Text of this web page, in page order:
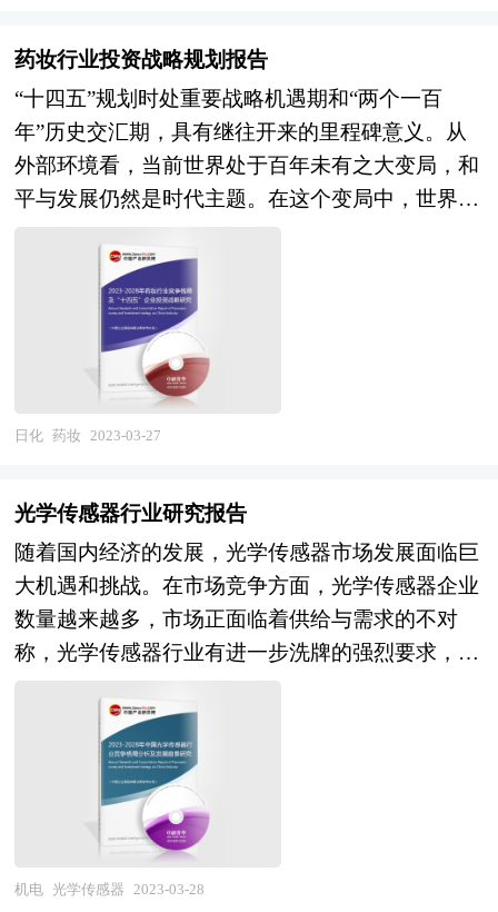
条主线来展开。各地由于资源禀赋不同，发展相关
发展基础和潜力，才能编制出符合当地实际的产业
发展规划。中研普华拥有完善的调研访谈方案，能
够快速全面的根据当地实际条件提取编制规划所需
遵循的一些约束性指标。区域产业发展规划的编制
必须科学严谨，形式大于实质是产业规划编制的通
病，而更多利用翔实的数据和图表说话是高质量产
业发展规划的一个重要标志。中研普华凭借丰富的
数据来源渠道，以及对规划结构的精准把握，能够
最大限度的做到利用数据图表支撑自身观点。区域
产业发展规划必须要具有较强的可操作性，这就要
求规划必须要落脚到产业发展目录上。中研普华拥
程中很好的将宏观的行业研究与微观的项目研究结
合起来，让规划最终落脚到重点细分领域、重点集
聚区和重点项目上。 时代走到今天，发展战略成
为世界最热点的问题。世界上的各种论坛，无一例
外都共同讨论的主题是发展战略问题。我们看西方
国家所走过的道路，我们从中应该吸取什么教训？
我们用什么样的眼光来看城市的发展，看我们经济
的发展，区域的发展。我们战略视野在什么地方？
战略是分层的，上到世界下到企业，每个层面都有
战略问题。中美关系怎么处理？中日关系怎么处
理？那就叫国际战略、世界战略。亚太金融组织、
欧盟、东盟、中亚、OPEC，那叫地缘战略。党的
药妆行业投资战略规划报告
“十四五”规划时处重要战略机遇期和“两个一百
年”历史交汇期，具有继往开来的里程碑意义。从
外部环境看，当前世界处于百年未有之大变局，和
平与发展仍然是时代主题。在这个变局中，世界经
济中心正逐步向亚太转移，中国和其他新兴经济体
国家正以和平方式推动国际秩序的调整和全球治理
体系的改善，新一代科技革命和产业变革蓬勃兴
起，这为中国抓住时代蕴含的机遇创造了外部条
件，是近代以来中国最好的发展时期。“十四五”以
来，我国经济发展面临一些困难挑战，但我国经济
韧性强、潜力大、活力足，长期向好的基本面没有
有望总体回升。2022年，我国经济在波动中回稳向
三五”规划目标任务胜利完成，我国经济实力、科
技实力、综合国力和人民生活水平跃上新的大台
阶。“十四五”时期是我国全面建成小康社会、实现
第一个百年奋斗目标之后，乘势而上开启全面建设
社会主义现代化国家新征程、向第二个百年奋斗目
标进军的第一个五年。我国进入新发展阶段，发展
基础更加坚实，发展条件深刻变化，进一步发展面
临新的机遇和挑战。当前和今后一个时期，我国发
展仍然处于重要战略机遇期，但机遇和挑战都有新
的发展变化。中央经济工作会议已经对2023年经济
工作进行了部署，中国将坚持稳字当头、稳中求
日化 药妆 2023-03-27
光学传感器行业研究报告
随着国内经济的发展，光学传感器市场发展面临巨
大机遇和挑战。在市场竞争方面，光学传感器企业
数量越来越多，市场正面临着供给与需求的不对
称，光学传感器行业有进一步洗牌的强烈要求，但
是在一些光学传感器细分市场仍有较大的发展空
间，信息化技术将成为核心竞争力。本报告通过深
入的调查、分析，投资者能够充分把握行业目前所
处的全球和国内宏观经济形势，具体分析该产品所
在的细分市场，对光学传感器行业总体市场的供求
趋势及行业前景做出判断；明确目标市场、分析竞
争对手，了解市场定位，把握市场特征，发掘价格
机电 光学传感器 2023-03-28